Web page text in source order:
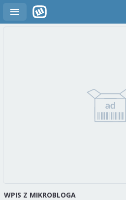
WPIS Z MIKROBLOGA